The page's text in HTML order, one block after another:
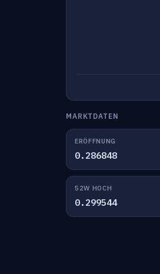
MARKTDATEN
ERÖFFNUNG
0.286848
52W HOCH
0.299544